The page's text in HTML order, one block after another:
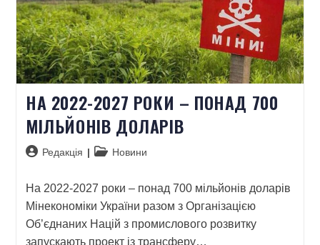
НА 2022-2027 РОКИ – ПОНАД 700
МІЛЬЙОНІВ ДОЛАРІВ
Редакція Новини
На 2022-2027 роки – понад 700 мільйонів доларів
Мінекономіки України разом з Організацією
Об’єднаних Націй з промислового розвитку
запускають проект із трансферу…